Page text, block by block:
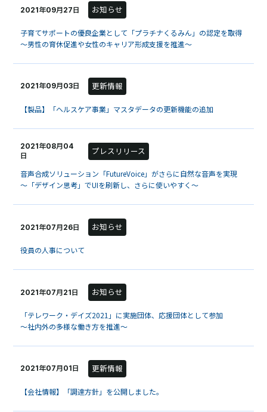
2021年09月27日 お知らせ
子育てサポートの優良企業として「プラチナくるみん」の認定を取得
～男性の育休促進や女性のキャリア形成支援を推進～
2021年09月03日 更新情報
【製品】「ヘルスケア事業」マスタデータの更新機能の追加
2021年08月04
日
プレスリリース
音声合成ソリューション「FutureVoice」がさらに自然な音声を実現
～「デザイン思考」でUIを刷新し、さらに使いやすく～
2021年07月26日 お知らせ
役員の人事について
2021年07月21日 お知らせ
「テレワーク・デイズ2021」に実施団体、応援団体として参加
～社内外の多様な働き方を推進～
2021年07月01日 更新情報
【会社情報】「調達方針」を公開しました。